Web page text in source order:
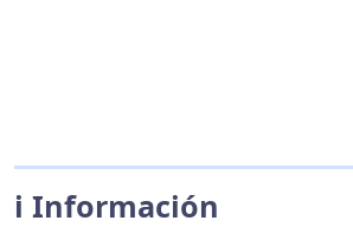
ℹ️ Información